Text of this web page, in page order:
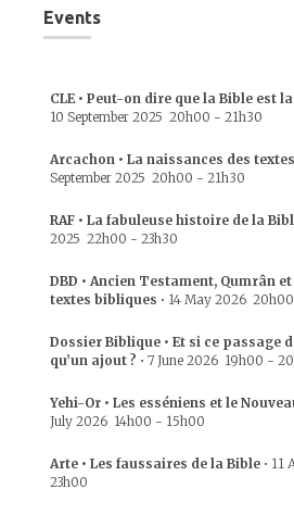
Events
CLE • Peut-on dire que la Bible est
10 September 2025 20h00 - 21h30
Arcachon • La naissances des
September 2025 20h00 - 21h30
RAF • La fabuleuse histoire de la
2025 22h00 - 23h30
DBD • Ancien Testament, Qumrân
textes bibliques • 14 May 2026 20h00
Dossier Biblique • Et si ce passage
qu’un ajout ? • 7 June 2026 19h00 -
Yehi-Or • Les esséniens et le
July 2026 14h00 - 15h00
Arte • Les faussaires de la Bible • 11
23h00